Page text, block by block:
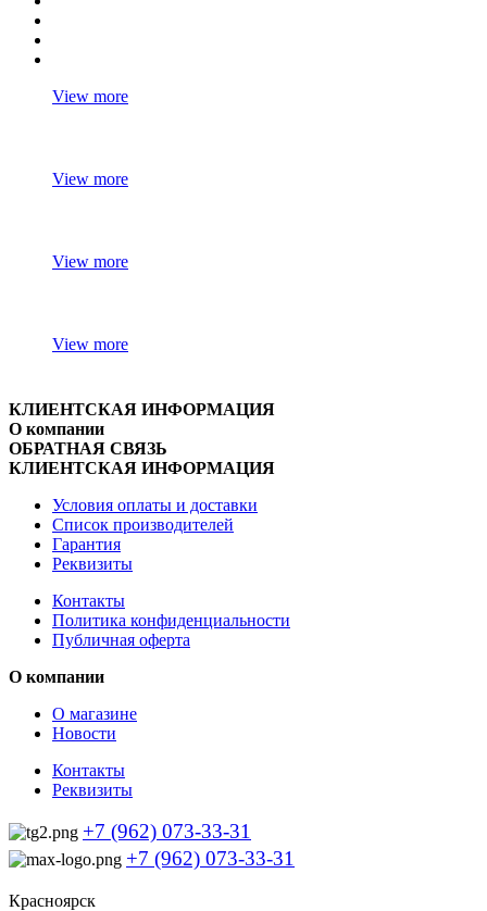
View more
View more
View more
View more
КЛИЕНТСКАЯ ИНФОРМАЦИЯ
О компании
ОБРАТНАЯ СВЯЗЬ
КЛИЕНТСКАЯ ИНФОРМАЦИЯ
Условия оплаты и доставки
Список производителей
Гарантия
Реквизиты
Контакты
Политика конфиденциальности
Публичная оферта
О компании
О магазине
Новости
Контакты
Реквизиты
+7 (962) 073-33-31
+7 (962) 073-33-31
Красноярск